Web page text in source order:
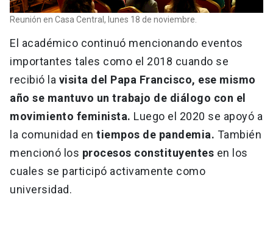
Reunión en Casa Central, lunes 18 de noviembre.
El académico continuó mencionando eventos
importantes tales como el 2018 cuando se
recibió la visita del Papa Francisco, ese mismo
año se mantuvo un trabajo de diálogo con el
movimiento feminista. Luego el 2020 se apoyó a
la comunidad en tiempos de pandemia. También
mencionó los procesos constituyentes en los
cuales se participó activamente como
universidad.